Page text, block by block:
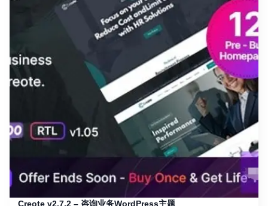
Creote v2.7.2 – 咨询业务WordPress主题